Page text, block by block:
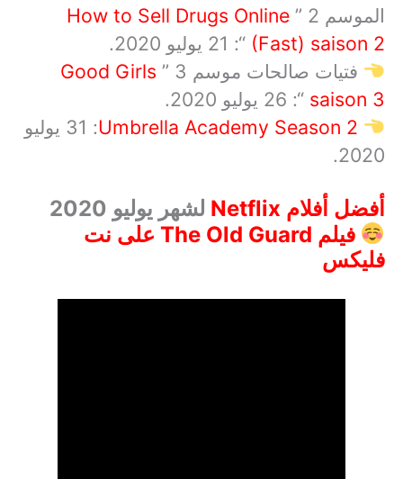
الموسم 2 ”
How to Sell Drugs Online
(Fast) saison 2 “: 21 يوليو 2020.
فتيات صالحات موسم 3 ”
Good Girls
saison 3 “: 26 يوليو 2020.
Umbrella Academy Season 2
:
31يوليو
2020.
أفضل أفلامNetflix لشهر يوليو 2020
فيلمThe Old Guard على نت
فليكس